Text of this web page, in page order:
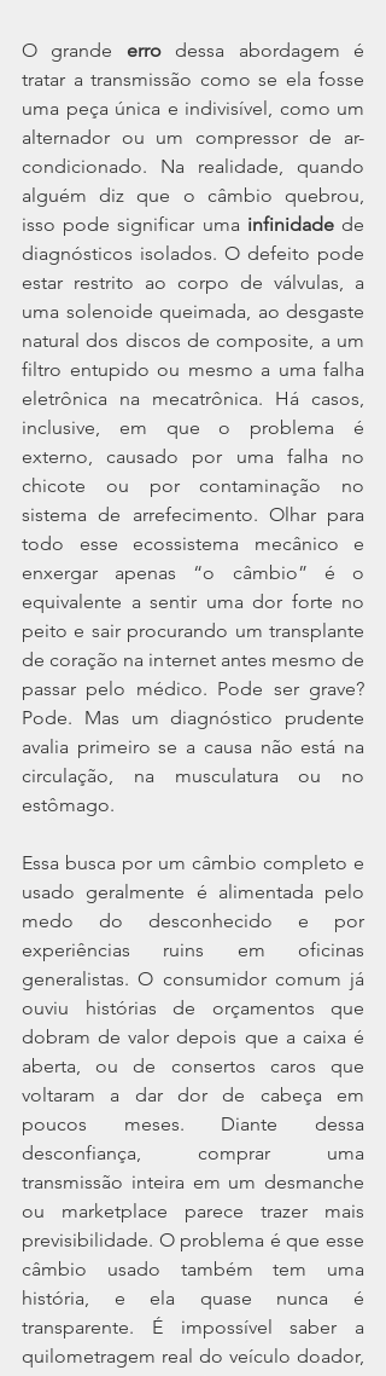
O grande erro dessa abordagem é
tratar a transmissão como se ela fosse
uma peça única e indivisível, como um
alternador ou um compressor de ar-
condicionado. Na realidade, quando
alguém diz que o câmbio quebrou,
isso pode significar uma infinidade de
diagnósticos isolados. O defeito pode
estar restrito ao corpo de válvulas, a
uma solenoide queimada, ao desgaste
natural dos discos de composite, a um
filtro entupido ou mesmo a uma falha
eletrônica na mecatrônica. Há casos,
inclusive, em que o problema é
externo, causado por uma falha no
chicote ou por contaminação no
sistema de arrefecimento. Olhar para
todo esse ecossistema mecânico e
enxergar apenas “o câmbio” é o
equivalente a sentir uma dor forte no
peito e sair procurando um transplante
de coração na internet antes mesmo de
passar pelo médico. Pode ser grave?
Pode. Mas um diagnóstico prudente
avalia primeiro se a causa não está na
circulação, na musculatura ou no
estômago.
Essa busca por um câmbio completo e
usado geralmente é alimentada pelo
medo do desconhecido e por
experiências ruins em oficinas
generalistas. O consumidor comum já
ouviu histórias de orçamentos que
dobram de valor depois que a caixa é
aberta, ou de consertos caros que
voltaram a dar dor de cabeça em
poucos meses. Diante dessa
desconfiança, comprar uma
transmissão inteira em um desmanche
ou marketplace parece trazer mais
previsibilidade. O problema é que esse
câmbio usado também tem uma
história, e ela quase nunca é
transparente. É impossível saber a
quilometragem real do veículo doador,